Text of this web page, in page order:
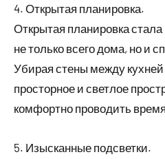
4. Открытая планировка.
Открытая планировка
не только всего дома, но и
Убирая стены между кухней
просторное и светлое
комфортно проводить
5. Изысканные подсветки.